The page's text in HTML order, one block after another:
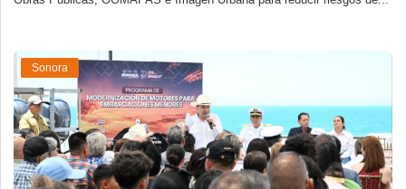
Sonora